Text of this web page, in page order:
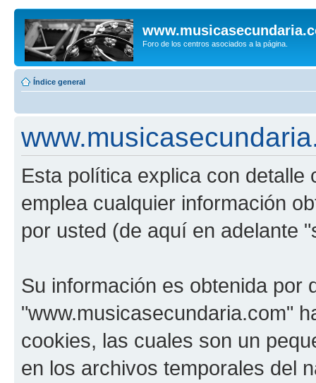
Foro de los centros asociados a la página.
Índice general
Esta política explica con
emplea cualquier información
por usted (de aquí en adelante
Su información es obtenida por
"www.musicasecundaria.com"
cookies, las cuales son un
en los archivos temporales del